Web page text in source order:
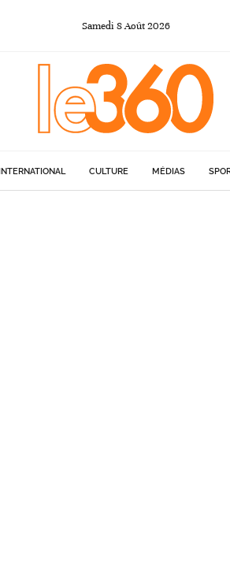
Samedi 8Août2026
CULTURE MÉDIAS